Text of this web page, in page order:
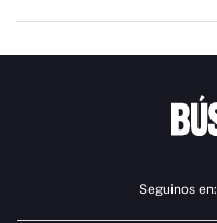
Seguinos en: